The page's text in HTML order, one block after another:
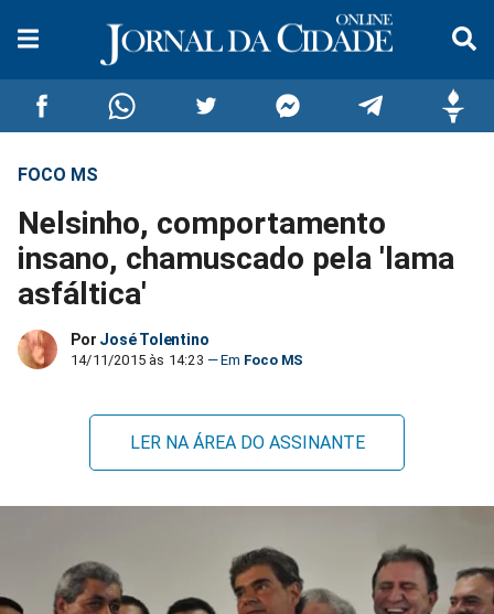
Compartilhar
no
Facebook
Compartilhar
no
Whatsapp
no
no
no
FOCO MS
Nelsinho, comportamento
insano, chamuscado pela 'lama
asfáltica'
Por José Tolentino
14/11/2015 às 14:23 Foco MS
LER NA ÁREA DO ASSINANTE